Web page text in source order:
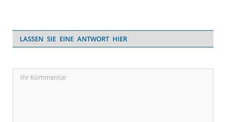
LASSEN SIE EINE ANTWORT HIER